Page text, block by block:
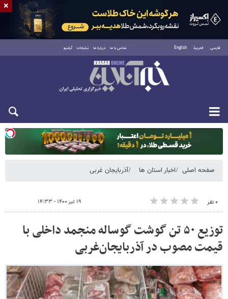
فارسی العربية English تماس با ما درباره ما تبلیغات آرشیو
یکشنبه ۱۸ مرداد ۱۴۰۵
صفحه اصلی اخبار استان ها آذربایجان غربی
۰ نفر ۱۹ تیر ۱۴۰۰ - ۱۴:۳۳
توزیع ۵۰ تن گوشت گوساله منجمد داخلی با
قیمت مصوب در آذربایجان‌غربی
×